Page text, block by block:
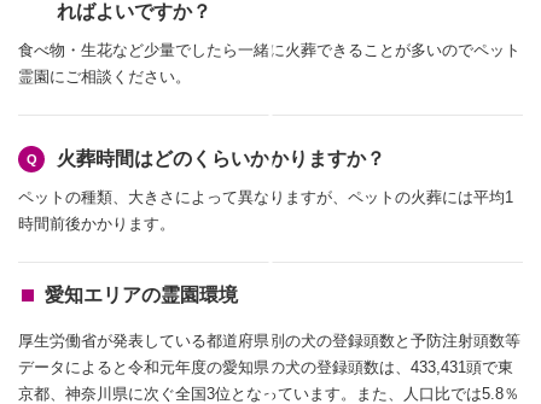
ればよいですか？
食べ物・生花など少量でしたら一緒に火葬できることが多いのでペット
霊園にご相談ください。
火葬時間はどのくらいかかりますか？
ペットの種類、大きさによって異なりますが、ペットの火葬には平均1
時間前後かかります。
愛知エリアの霊園環境
厚生労働省が発表している都道府県別の犬の登録頭数と予防注射頭数等
データによると令和元年度の愛知県の犬の登録頭数は、433,431頭で東
京都、神奈川県に次ぐ全国3位となっています。また、人口比では5.8％